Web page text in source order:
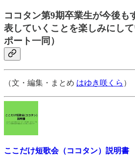
ココタン第9期卒業生が今後も
表していくことを楽しみにし
ポート一同）
（文・編集・まとめ はゆき咲くら ）
ここだけ短歌会（ココタン）説明書